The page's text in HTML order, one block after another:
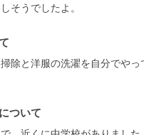
そうでしたよ。
除と洋服の洗濯を自分でや
ついて